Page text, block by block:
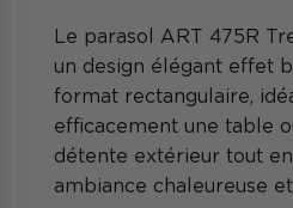
Le parasol ART 475R
un design élégant effet
format rectangulaire,
efficacement une table
détente extérieur tout
ambiance chaleureuse